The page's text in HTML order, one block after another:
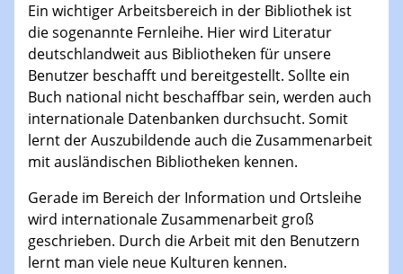
Ein wichtiger Arbeitsbereich in der Bibliothek ist
die sogenannte Fernleihe. Hier wird Literatur
deutschlandweit aus Bibliotheken für unsere
Benutzer beschafft und bereitgestellt. Sollte ein
Buch national nicht beschaffbar sein, werden auch
internationale Datenbanken durchsucht. Somit
lernt der Auszubildende auch die Zusammenarbeit
mit ausländischen Bibliotheken kennen.
Gerade im Bereich der Information und Ortsleihe
wird internationale Zusammenarbeit groß
geschrieben. Durch die Arbeit mit den Benutzern
lernt man viele neue Kulturen kennen.